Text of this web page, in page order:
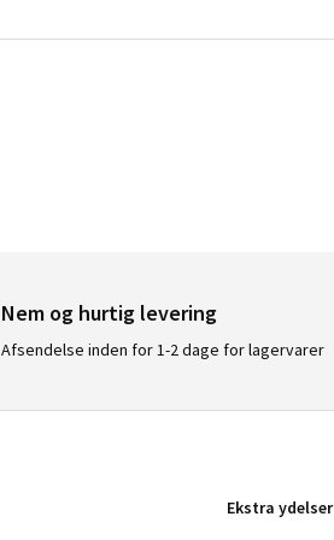
Nem og hurtig levering
Afsendelse inden for 1-2 dage for lagervarer
Ekstra ydelser